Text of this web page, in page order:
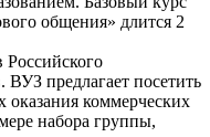
общения» длится 2
ВУЗ предлагает посетить
коммерческих
набора группы,